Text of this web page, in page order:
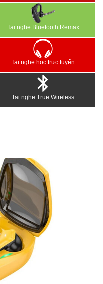
Tai nghe Bluetooth Remax
Tai nghe học trực tuyến
Tai nghe True Wireless